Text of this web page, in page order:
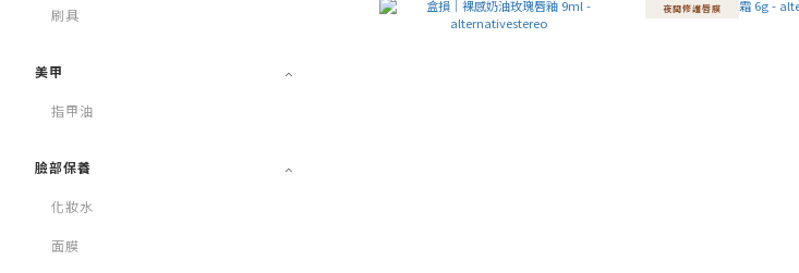
刷具
美甲
指甲油
臉部保養
化妝水
面膜
夜間修護唇膜